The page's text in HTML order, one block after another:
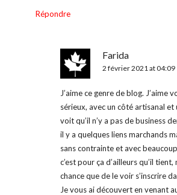
Répondre
Farida
2 février 2021 at 04:09
J’aime ce genre de blog. J’aime
sérieux, avec un côté artisanal
voit qu’il n’y a pas de business
il y a quelques liens marchands
sans contrainte et avec
c’est pour ça d’ailleurs qu’il tient,
chance que de le voir s’inscrire
Je vous ai découvert en venant